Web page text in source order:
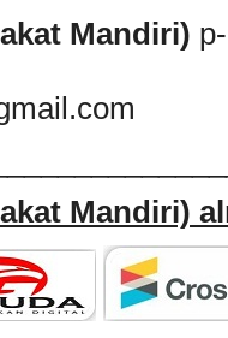
Mandiri)
Mandiri)